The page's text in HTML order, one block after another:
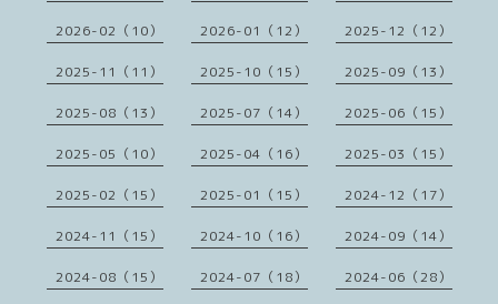
2026-02（10） 2026-01（12） 2025-12（12）
2025-11（11） 2025-10（15） 2025-09（13）
2025-08（13） 2025-07（14） 2025-06（15）
2025-05（10） 2025-04（16） 2025-03（15）
2025-02（15） 2025-01（15） 2024-12（17）
2024-11（15） 2024-10（16） 2024-09（14）
2024-08（15） 2024-07（18） 2024-06（28）